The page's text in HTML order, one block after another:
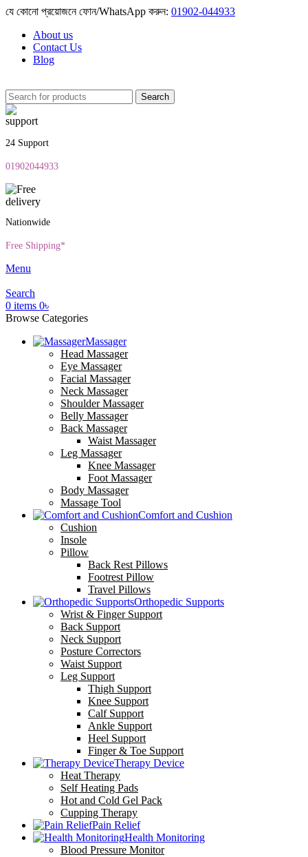
যে কোনো প্রয়োজনে ফোন/WhatsApp করুন: 01902-044933
About us
Contact Us
Blog
Search
24 Support
01902044933
Nationwide
Free Shipping*
Menu
Search
0 items 0৳
Browse Categories
Massager
Head Massager
Eye Massager
Facial Massager
Neck Massager
Shoulder Massager
Belly Massager
Back Massager
Waist Massager
Leg Massager
Knee Massager
Foot Massager
Body Massager
Massage Tool
Comfort and Cushion
Cushion
Insole
Pillow
Back Rest Pillows
Footrest Pillow
Travel Pillows
Orthopedic Supports
Wrist & Finger Support
Back Support
Neck Support
Posture Correctors
Waist Support
Leg Support
Thigh Support
Knee Support
Calf Support
Ankle Support
Heel Support
Finger & Toe Support
Therapy Device
Heat Therapy
Self Heating Pads
Hot and Cold Gel Pack
Cupping Therapy
Pain Relief
Health Monitoring
Blood Pressure Monitor